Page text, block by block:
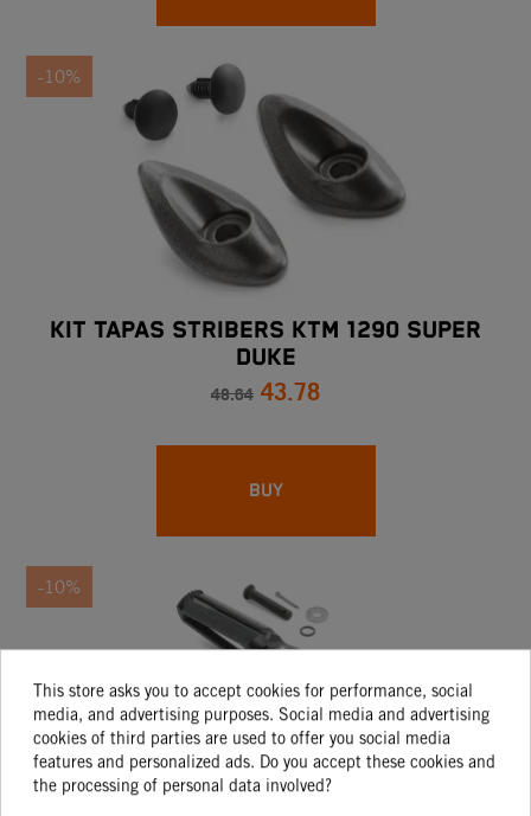
-10%
KIT TAPAS STRIBERS KTM 1290 SUPER
DUKE
48.64 43.78
BUY
-10%
This store asks you to accept cookies for performance, social
media, and advertising purposes. Social media and advertising
cookies of third parties are used to offer you social media
features and personalized ads. Do you accept these cookies and
the processing of personal data involved?